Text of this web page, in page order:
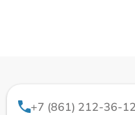
+7 (861) 212-36-12